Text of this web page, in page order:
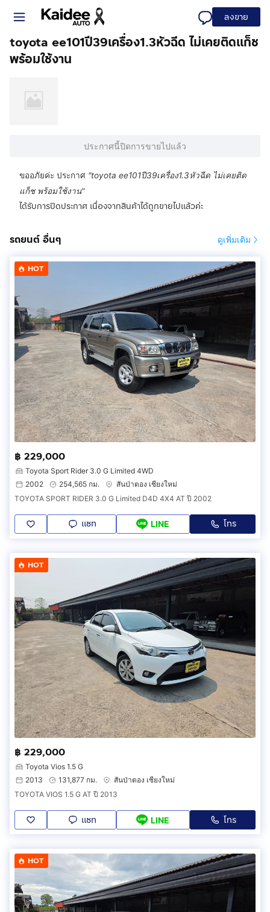
ลงขาย
toyota ee101ปี39เครื่อง1.3หัวฉีด ไม่เคยติดแก็ช
พร้อมใช้งาน
ประกาศนี้ปิดการขายไปแล้ว
ขออภัยค่ะ ประกาศ "toyota ee101ปี39เครื่อง1.3หัวฉีด ไม่เคยติด
แก็ช พร้อมใช้งาน"
ได้รับการปิดประกาศ เนื่องจากสินค้าได้ถูกขายไปแล้วค่ะ
รถยนต์ อื่นๆ ดูเพิ่มเติม
HOT
฿ 229,000
Toyota Sport Rider 3.0 G Limited 4WD
2002
254,565 กม.
สันป่าตอง เชียงใหม่
TOYOTA SPORT RIDER 3.0 G Limited D4D 4X4 AT ปี 2002
แชท LINE โทร
HOT
฿ 229,000
Toyota Vios 1.5 G
2013
131,877 กม.
สันป่าตอง เชียงใหม่
TOYOTA VIOS 1.5 G AT ปี 2013
แชท LINE โทร
HOT